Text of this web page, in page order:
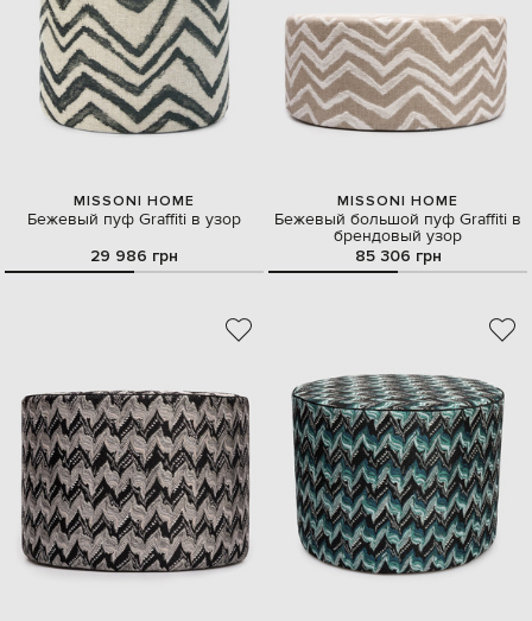
MISSONI HOME
Бежевый пуф Graffiti в узор
29 986 грн
MISSONI HOME
Бежевый большой пуф Graffiti в
брендовый узор
85 306 грн